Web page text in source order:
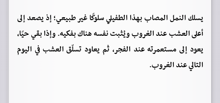
يسلك النمل المصاب بهذا الطفيلي سلوكًا غير طبيعي؛ إذ يصعد إلى
أعلى العشب عند الغروب ويُثبت نفسه هناك بفكيه. وإذا بقي حيًا،
يعود إلى مستعمرته عند الفجر، ثم يعاود تسلّق العشب في اليوم
التالي عند الغروب.